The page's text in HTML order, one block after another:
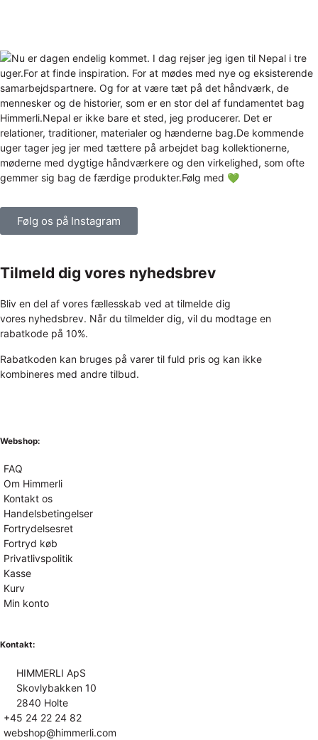
Følg os på Instagram
Tilmeld dig vores nyhedsbrev
Bliv en del af vores fællesskab ved at tilmelde dig
vores nyhedsbrev. Når du tilmelder dig, vil du modtage en
rabatkode på 10%.
Rabatkoden kan bruges på varer til fuld pris og kan ikke
kombineres med andre tilbud.
Webshop:
FAQ
Om Himmerli
Kontakt os
Handelsbetingelser
Fortrydelsesret
Fortryd køb
Privatlivspolitik
Kasse
Kurv
Min konto
Kontakt:
HIMMERLI ApS
Skovlybakken 10
2840 Holte
+45 24 22 24 82
webshop@himmerli.com